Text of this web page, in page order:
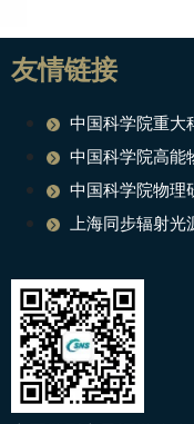
友情链接
中国科学院重大
中国科学院高能
中国科学院物理
上海同步辐射光